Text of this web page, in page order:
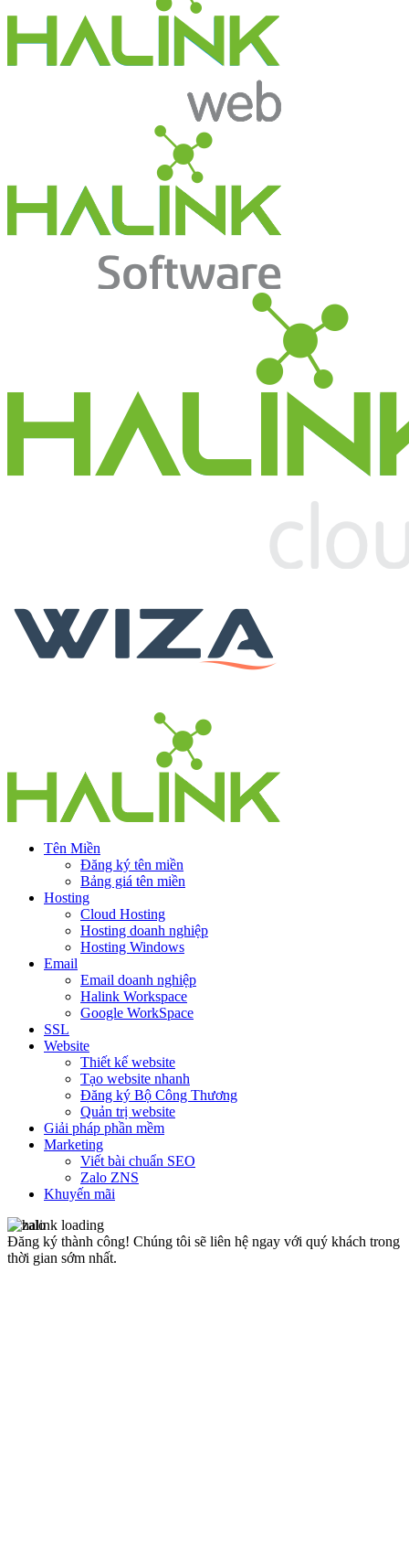
Tên Miền
Đăng ký tên miền
Bảng giá tên miền
Hosting
Cloud Hosting
Hosting doanh nghiệp
Hosting Windows
Email
Email doanh nghiệp
Halink Workspace
Google WorkSpace
SSL
Website
Thiết kế website
Tạo website nhanh
Đăng ký Bộ Công Thương
Quản trị website
Giải pháp phần mềm
Marketing
Viết bài chuẩn SEO
Zalo ZNS
Khuyến mãi
Đăng ký thành công! Chúng tôi sẽ liên hệ ngay với quý khách trong
thời gian sớm nhất.